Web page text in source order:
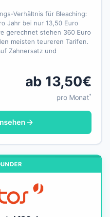
Verhältnis für Bleaching:
Jahr bei nur 13,50 Euro
gerechnet stehen 360 Euro
meisten teureren Tarifen.
Zahnersatz und
ab 13,50€
pro Monat*